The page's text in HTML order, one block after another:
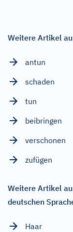
Weitere Artikel
antun
schaden
tun
beibringen
verschonen
zufügen
Weitere Artikel
deutschen
Haar